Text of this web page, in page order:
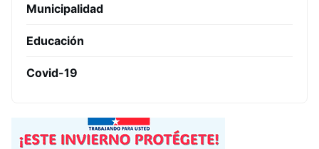
Municipalidad
Educación
Covid-19